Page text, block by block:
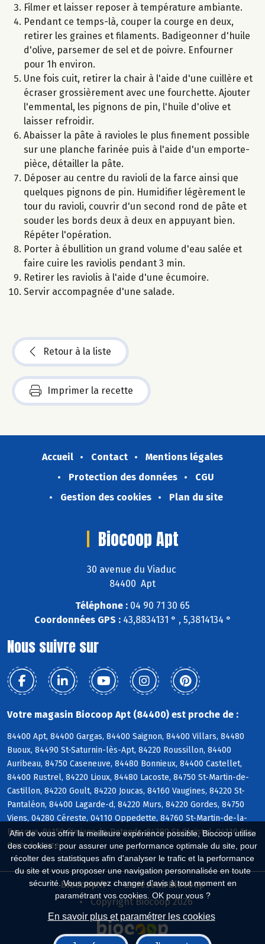
Afin de vous offrir la meilleure expérience possible, Biocoop utilise
des cookies : pour assurer une performance optimale du site, pour
récolter des statistiques afin d'analyser le trafic et la performance
du site et vous proposer une navigation personnalisée en toute
sécurité. Vous pouvez changer d'avis à tout moment en
paramétrant vos cookies. OK pour vous ?
En savoir plus et paramétrer les cookies
Filmer et laisser reposer à température ambiante.
Pendant ce temps-là, couper la courge en deux,
retirer les graines et filaments. Badigeonner d'huile
d'olive, parsemer de sel et de poivre. Enfourner
pour 1h environ.
Une fois cuit, retirer la chair à l'aide d'une cuillère et
écraser grossièrement avec une fourchette. Ajouter
l'emmental, les pignons de pin, l'huile d'olive et
laisser refroidir.
Abaisser la pâte à ravioles le plus finement possible
sur une planche farinée puis à l'aide d'un emporte-
pièce, détailler la pâte.
Déposer au centre du ravioli de la farce ainsi que
quelques pignons de pin. Humidifier légèrement le
tour du ravioli, couvrir d'un second rond de pâte et
souder les bords deux à deux en appuyant bien.
Répéter l'opération.
Porter à ébullition un grand volume d'eau salée et
faire cuire les raviolis pendant 3 min.
Retirer les raviolis à l'aide d'une écumoire.
Servir accompagnée d'une salade.
Retour à la liste
Imprimer la recette
Accueil Contact
Mentions légales
Protection des données
CGU
Gestion des cookies
Plan du site
Biocoop Apt
30 avenue du Viaduc
84400 Apt
Téléphone : 04 90 71 30 65
Coordonnées GPS :43,8834131 ° , 5,3814134 °
Nous suivre sur
Votre magasin Biocoop Apt (84400) est proche de :
84400 Apt, 84400 Gargas, 84400 Saignon, 84400 Villars, 84480
Buoux, 84490 St-Saturnin-lès-Apt, 84220 Roussillon, 84400
Auribeau, 84750 Caseneuve, 84480 Bonnieux, 84400 Castellet,
84400 Rustrel, 84220 Lioux, 84480 Lacoste, 84750 St-Martin-de-
Castillon, 84220 Goult, 84220 Joucas, 84160 Vaugines, 84220 St-
Pantaléon, 84400 Lagarde-d, 84220 Murs, 84220 Gordes, 84750
Viens, 04280 Céreste, 04110 Oppedette, 84760 St-Martin-de-la-
Brasque, 04150 Simiane-la-Rotonde, 84390 St-Christol, 04110 Ste-
Croix-à-Lauze
Biocoop.fr
Le réseau Biocoop
Copyright Biocoop 2026